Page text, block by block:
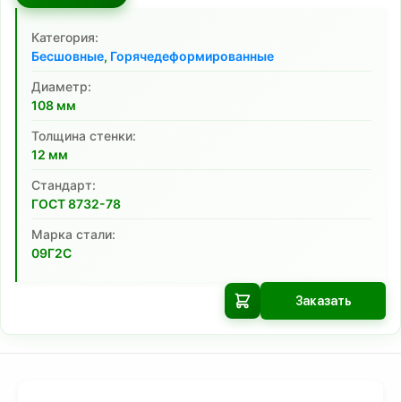
Категория:
Бесшовные, Горячедеформированные
Диаметр:
108 мм
Толщина стенки:
12 мм
Cтандарт:
ГОСТ 8732-78
Марка стали:
09Г2С
Заказать